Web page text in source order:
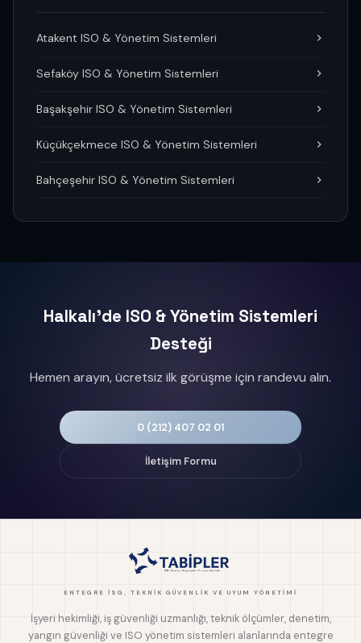
Atakent ISO & Yönetim Sistemleri
Sefaköy ISO & Yönetim Sistemleri
Başakşehir ISO & Yönetim Sistemleri
Küçükçekmece ISO & Yönetim Sistemleri
Bahçeşehir ISO & Yönetim Sistemleri
Halkalı'de ISO & Yönetim Sistemleri
Desteği
Hemen arayın, ücretsiz ilk görüşme için randevu alın.
0 (212) 407 02 01
İletişim Formu
ENTEGRE İSG, TEKNIK GÜVENLIK VE UYUM YÖNETIMI
İşyeri hekimliği, iş güvenliği uzmanlığı, teknik ölçümler, denetim,
yangın güvenliği ve ISO yönetim sistemleri alanlarında entegre